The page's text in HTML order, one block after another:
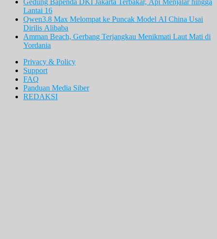
Gedung Bapenda DKI Jakarta Terbakar, Api Menjalar hingga
Lantai 16
Qwen3.8 Max Melompat ke Puncak Model AI China Usai
Dirilis Alibaba
Amman Beach, Gerbang Terjangkau Menikmati Laut Mati di
Yordania
Privacy & Policy
Support
FAQ
Panduan Media Siber
REDAKSI